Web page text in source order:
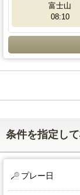
富士山
08:10
条件を指定し
プレー日